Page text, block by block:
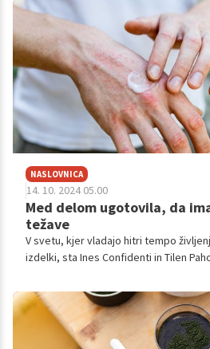
negativno lahko vplivajo na naše
podjetnica iz Hrastnika, se je
Ustvarila je blagovno znamko naravnih
ženskam pokazati, da lahko
brez škodljivih snovi.
NASLOVNICA
14. 10. 2024 05.00
Med delom ugotovila, da
težave
V svetu, kjer vladajo hitri tempo
izdelki, sta Ines Confidenti in Tilen
podeželje, kjer sta našla mir med
njunega prepričanja, da lepota prihaja
ustvarjata naravno kozmetiko, ki je
njunih vrednot, predanosti kakovosti